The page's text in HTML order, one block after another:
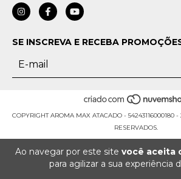
Ao navegar por este site você aceita
para agilizar a sua experiência
SE INSCREVA E RECEBA
COPYRIGHT AROMA MAX ATACADO - 54243116000180 -
RESERVADOS.